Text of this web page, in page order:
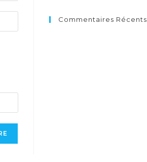
Commentaires Récents